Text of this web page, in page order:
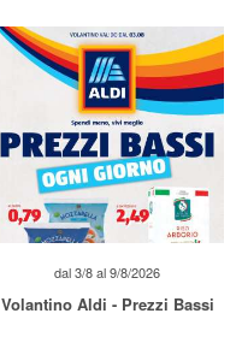
dal 3/8 al 9/8/2026
Volantino Aldi - Prezzi Bassi